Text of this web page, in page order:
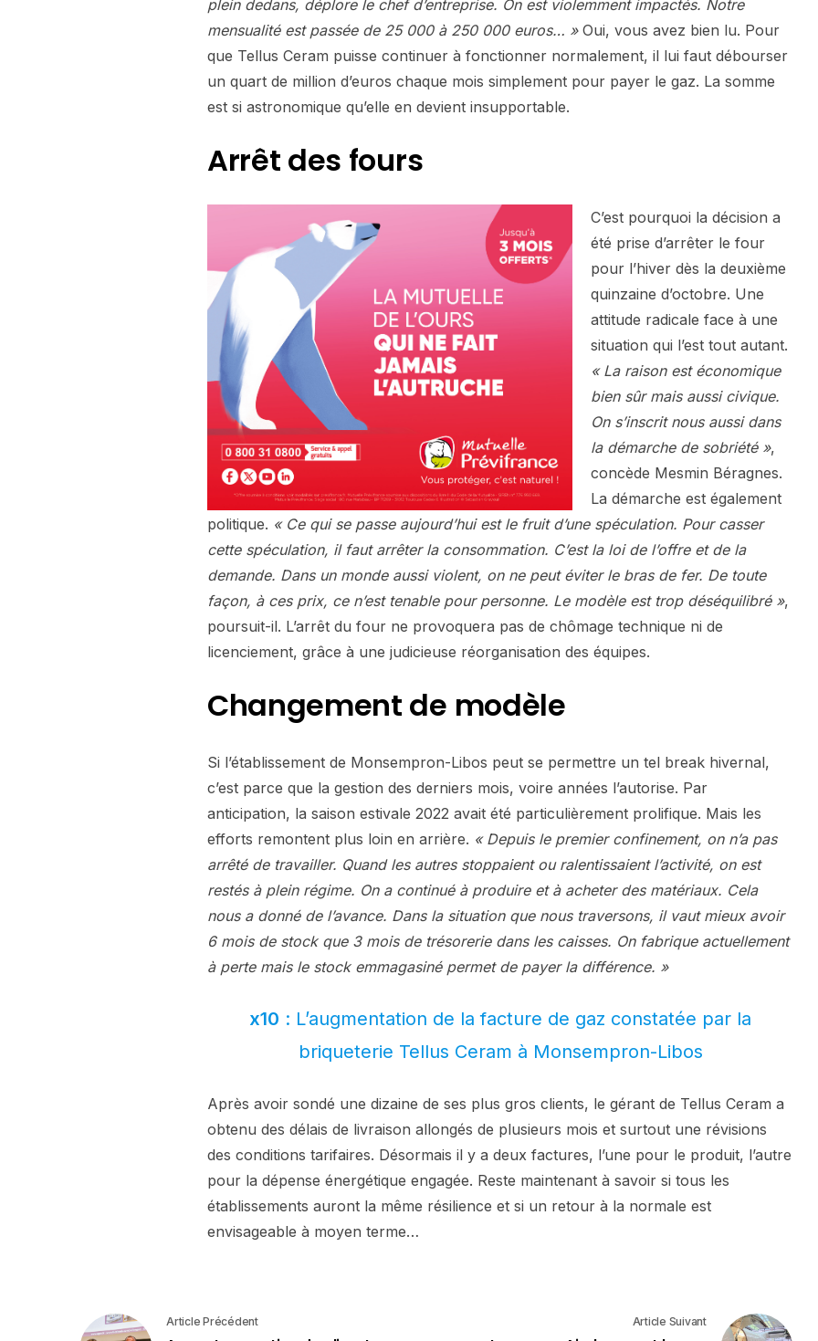
plein dedans, déplore le chef d’entreprise. On est violemment impactés. Notre
mensualité est passée de 25 000 à 250 000 euros… » Oui, vous avez bien lu. Pour
que Tellus Ceram puisse continuer à fonctionner normalement, il lui faut débourser
un quart de million d’euros chaque mois simplement pour payer le gaz. La somme
est si astronomique qu’elle en devient insupportable.
Arrêt des fours
C’est pourquoi la décision a
été prise d’arrêter le four
pour l’hiver dès la deuxième
quinzaine d’octobre. Une
attitude radicale face à une
situation qui l’est tout autant.
« La raison est économique
bien sûr mais aussi civique.
On s’inscrit nous aussi dans
la démarche de sobriété »,
concède Mesmin Béragnes.
La démarche est également
politique. « Ce qui se passe aujourd’hui est le fruit d’une spéculation. Pour casser
cette spéculation, il faut arrêter la consommation. C’est la loi de l’offre et de la
demande. Dans un monde aussi violent, on ne peut éviter le bras de fer. De toute
façon, à ces prix, ce n’est tenable pour personne. Le modèle est trop déséquilibré »,
poursuit-il. L’arrêt du four ne provoquera pas de chômage technique ni de
licenciement, grâce à une judicieuse réorganisation des équipes.
Changement de modèle
Si l’établissement de Monsempron-Libos peut se permettre un tel break hivernal,
c’est parce que la gestion des derniers mois, voire années l’autorise. Par
anticipation, la saison estivale 2022 avait été particulièrement prolifique. Mais les
efforts remontent plus loin en arrière. « Depuis le premier confinement, on n’a pas
arrêté de travailler. Quand les autres stoppaient ou ralentissaient l’activité, on est
restés à plein régime. On a continué à produire et à acheter des matériaux. Cela
nous a donné de l’avance. Dans la situation que nous traversons, il vaut mieux avoir
6 mois de stock que 3 mois de trésorerie dans les caisses. On fabrique actuellement
à perte mais le stock emmagasiné permet de payer la différence. »
x10 : L’augmentation de la facture de gaz constatée par la
briqueterie Tellus Ceram à Monsempron-Libos
Après avoir sondé une dizaine de ses plus gros clients, le gérant de Tellus Ceram a
obtenu des délais de livraison allongés de plusieurs mois et surtout une révisions
des conditions tarifaires. Désormais il y a deux factures, l’une pour le produit, l’autre
pour la dépense énergétique engagée. Reste maintenant à savoir si tous les
établissements auront la même résilience et si un retour à la normale est
envisageable à moyen terme…
Article Précédent Article Suivant